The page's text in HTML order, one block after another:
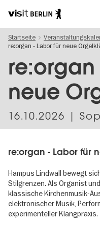
zum
Inhalt
Berlins
offizielles
Tourismusportal
Startseite
re:organ - Labor für neue
re:organ
neue
16.10.2026 |
re:organ - Labor für
Hampus Lindwall bewegt
Stilgrenzen. Als Organist
klassische Kirchenmusik-
elektronischer Musik,
experimenteller Klangpraxis.